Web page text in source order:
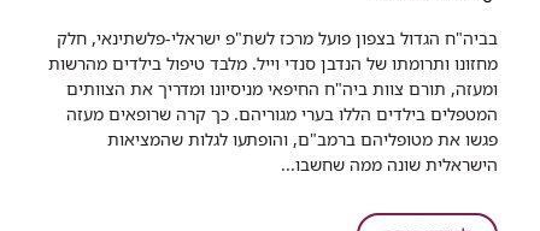
שיתוף
רופאים
מעזה
עברו
השתלמות
ימים
בביה"ח הגדול בצפון פועל מרכז לשת"פ ישראלי-פלשתינאי, חלק
מחזונו ותרומתו של הנדבן סנדי וייל. מלבד טיפול בילדים מהרשות
ומעזה, תורם צוות ביה"ח החיפאי מניסיונו ומדריך את הצוותים
המטפלים בילדים הללו בערי מגוריהם. כך קרה שרופאים מעזה
פגשו את מטופליהם ברמב"ם, והופתעו לגלות שהמציאות
הישראלית שונה ממה שחשבו...